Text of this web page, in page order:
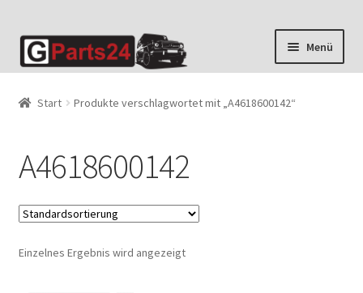
Zur
Navigation
Zum
Inhalt
Menü
Start Produkte verschlagwortet mit „A4618600142“
A4618600142
Einzelnes Ergebnis wird angezeigt